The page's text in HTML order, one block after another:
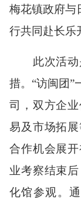
梅花镇政府与
行共同赴长乐
此次活
措。 “访闽团”
司 ， 双方企业
易及市场拓
合作机会展
业考察结束
化馆参观。